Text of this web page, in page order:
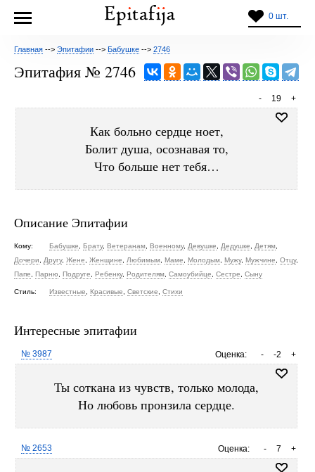
0 шт.
Главная --> Эпитафии --> Бабушке --> 2746
Эпитафия № 2746
+
19
-
Как больно сердце ноет,
Болит душа, осознавая то,
Что больше нет тебя…
Описание Эпитафии
Кому: Бабушке Брату, Ветеранам Военному, Девушке Дедушке Детям
Дочери
Другу, Жене Женщине Любимым Маме Молодым Мужу, Мужчине Отцу,
Папе
Парню Подруге Ребенку, Родителям Самоубийце Сестре Сыну
Стиль: Известные Красивые Светские Стихи
Интересные эпитафии
Оценка: +
-2
-
№ 3987
Ты соткана из чувств, только молода,
Но любовь пронзила сердце.
Оценка: +
7
-
№ 2653